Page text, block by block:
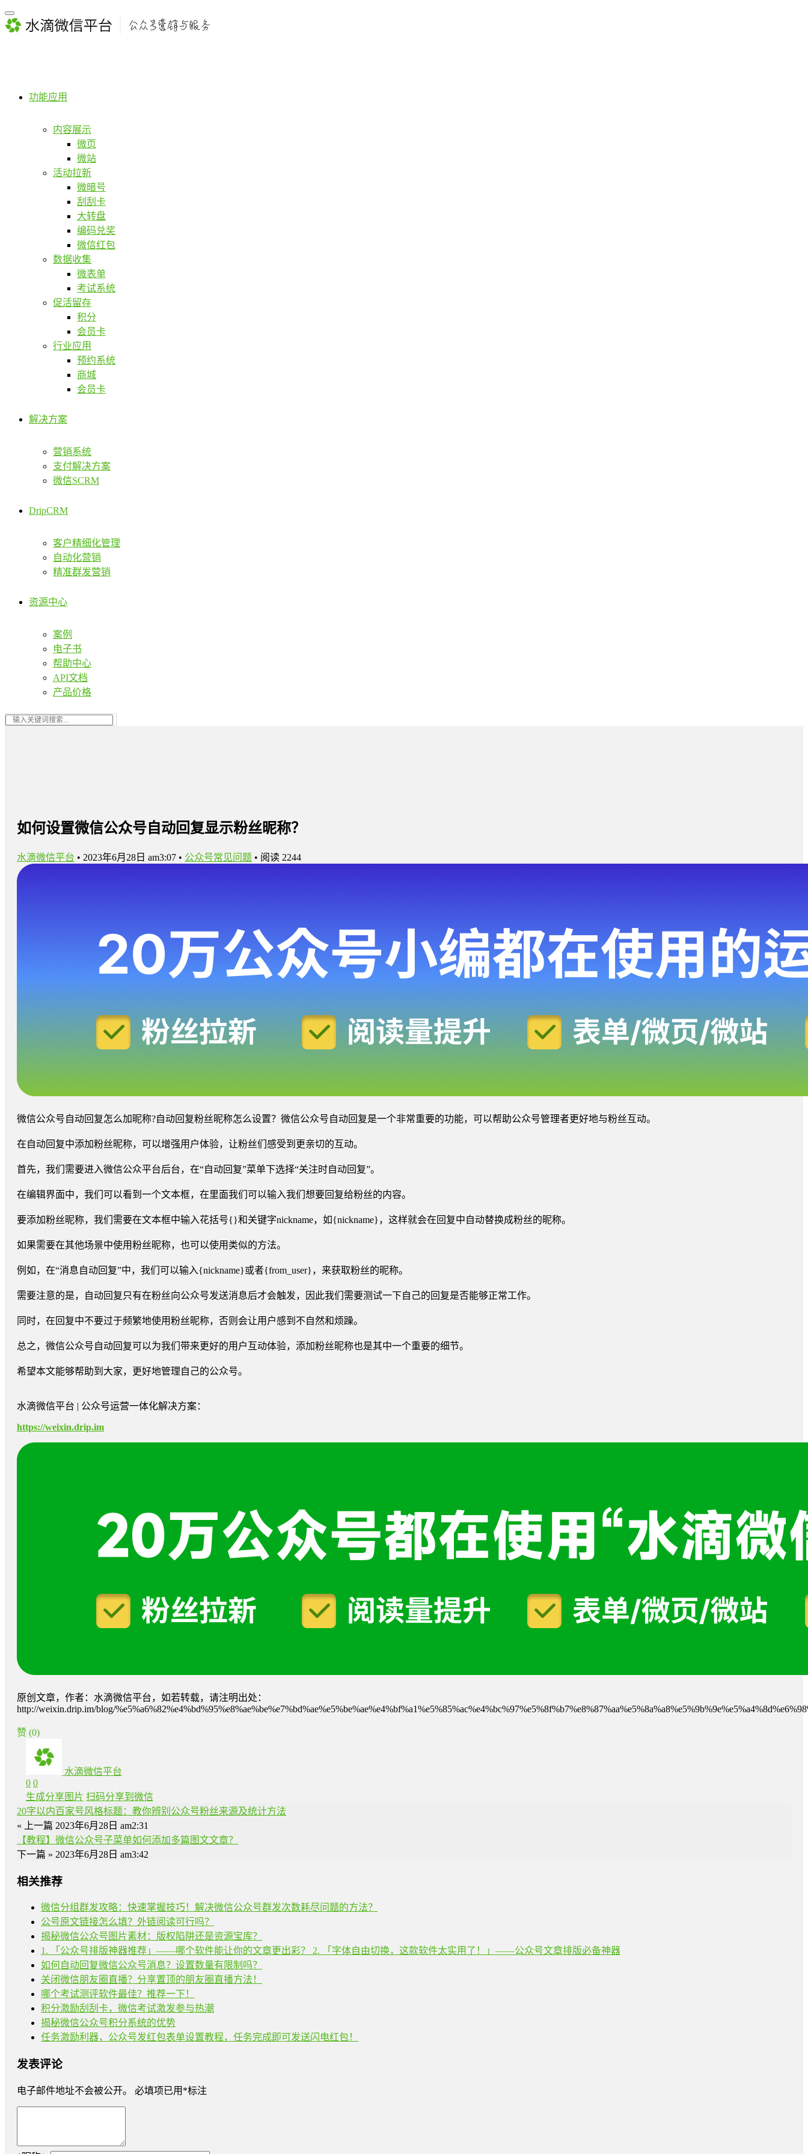
功能应用
内容展示
微页
微站
活动拉新
微暗号
刮刮卡
大转盘
编码兑奖
微信红包
数据收集
微表单
考试系统
促活留存
积分
会员卡
行业应用
预约系统
商城
会员卡
解决方案
营销系统
支付解决方案
微信SCRM
DripCRM
客户精细化管理
自动化营销
精准群发营销
资源中心
案例
电子书
帮助中心
API文档
产品价格
如何设置微信公众号自动回复显示粉丝昵称？
水滴微信平台 • 2023年6月28日 am3:07 • 公众号常见问题 • 阅读 2244
微信公众号自动回复怎么加昵称?自动回复粉丝昵称怎么设置？微信公众号自动回复是一个非常重要的功能，可以帮助公众号管理者更好地与粉丝互动。
在自动回复中添加粉丝昵称，可以增强用户体验，让粉丝们感受到更亲切的互动。
首先，我们需要进入微信公众平台后台，在“自动回复”菜单下选择“关注时自动回复”。
在编辑界面中，我们可以看到一个文本框，在里面我们可以输入我们想要回复给粉丝的内容。
要添加粉丝昵称，我们需要在文本框中输入花括号{}和关键字nickname，如{nickname}，这样就会在回复中自动替换成粉丝的昵称。
如果需要在其他场景中使用粉丝昵称，也可以使用类似的方法。
例如，在“消息自动回复”中，我们可以输入{nickname}或者{from_user}，来获取粉丝的昵称。
需要注意的是，自动回复只有在粉丝向公众号发送消息后才会触发，因此我们需要测试一下自己的回复是否能够正常工作。
同时，在回复中不要过于频繁地使用粉丝昵称，否则会让用户感到不自然和烦躁。
总之，微信公众号自动回复可以为我们带来更好的用户互动体验，添加粉丝昵称也是其中一个重要的细节。
希望本文能够帮助到大家，更好地管理自己的公众号。
水滴微信平台 | 公众号运营一体化解决方案：
https://weixin.drip.im
原创文章，作者：水滴微信平台，如若转载，请注明出处：
http://weixin.drip.im/blog/
赞 (0)
水滴微信平台
0 0
生成分享图片 扫码分享到微信
20字以内百家号风格标题：教你辨别公众号粉丝来源及统计方法
« 上一篇 2023年6月28日 am2:31
【教程】微信公众号子菜单如何添加多篇图文文章？
下一篇 » 2023年6月28日 am3:42
相关推荐
微信分组群发攻略：快速掌握技巧！解决微信公众号群发次数耗尽问题的方法？
公号原文链接怎么填？外链阅读可行吗？
揭秘微信公众号图片素材：版权陷阱还是资源宝库？
1. 「公众号排版神器推荐」——哪个软件能让你的文章更出彩？ 2. 「字体自由切换，这款软件太实用了！」——公众号文章排版必备神器
如何自动回复微信公众号消息？设置数量有限制吗？
关闭微信朋友圈直播？分享置顶的朋友圈直播方法！
哪个考试测评软件最佳？推荐一下！
积分激励刮刮卡，微信考试激发参与热潮
揭秘微信公众号积分系统的优势
任务激励利器，公众号发红包表单设置教程，任务完成即可发送闪电红包！
发表评论
电子邮件地址不会被公开。 必填项已用 *标注